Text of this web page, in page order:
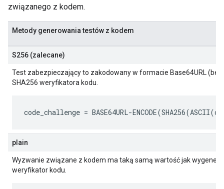
związanego z kodem.
Metody generowania testów z kodem
S256 (zalecane)
Test zabezpieczający to zakodowany w formacie Base64URL (bez
SHA256 weryfikatora kodu.
code_challenge = BASE64URL-ENCODE(SHA256(ASCII(
plain
Wyzwanie związane z kodem ma taką samą wartość jak
weryfikator kodu.